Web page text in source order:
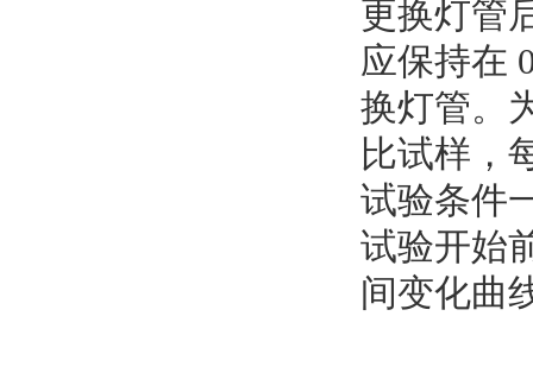
更换灯管
应保持在
换灯管。
比试样，
试验条件
试验开始
间变化曲